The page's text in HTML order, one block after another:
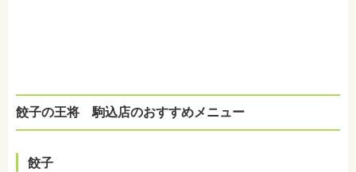
餃子の王将 駒込店のおすすめメニュー
餃子